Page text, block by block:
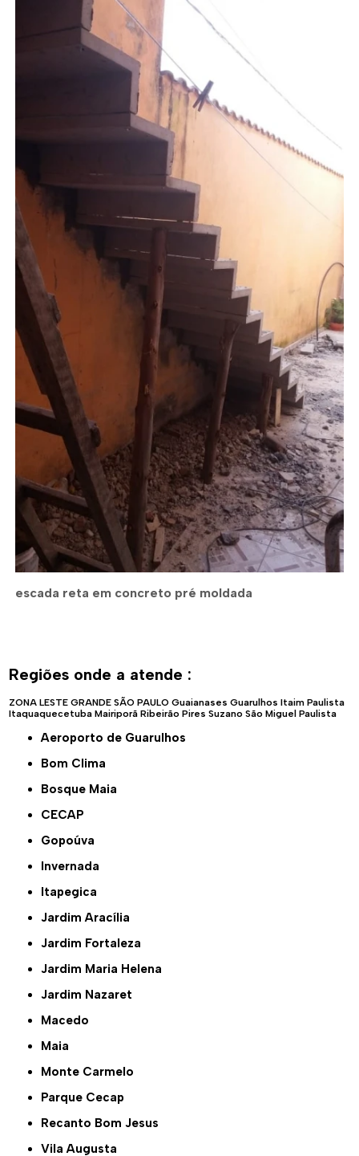
escada reta em concreto pré moldada
Regiões onde a atende :
ZONA LESTE GRANDE SÃO PAULO Guaianases Guarulhos Itaim Paulista
Itaquaquecetuba Mairiporã Ribeirão Pires Suzano São Miguel Paulista
Aeroporto de Guarulhos
Bom Clima
Bosque Maia
CECAP
Gopoúva
Invernada
Itapegica
Jardim Aracília
Jardim Fortaleza
Jardim Maria Helena
Jardim Nazaret
Macedo
Maia
Monte Carmelo
Parque Cecap
Recanto Bom Jesus
Vila Augusta